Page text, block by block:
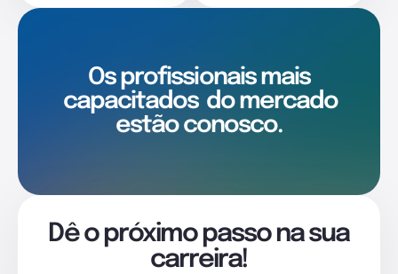
Os profissionais mais
capacitados do mercado
estão conosco.
Dê o próximo passo na sua
carreira!